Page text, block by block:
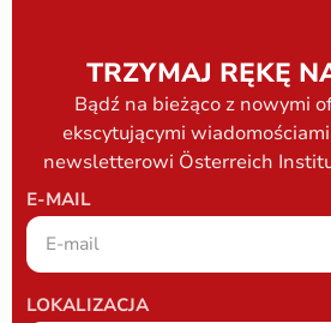
TRZYMAJ RĘKĘ
Bądź na bieżąco z nowymi
ekscytującymi
newsletterowi Österreich
E-MAIL
LOKALIZACJA